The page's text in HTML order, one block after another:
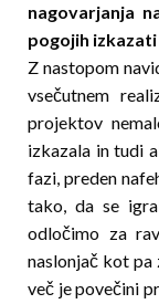
nagovarjanja
pogojih
Z nastopom
vsečutnem
projektov
izkazala in tudi
fazi, preden
tako, da se
odločimo za
naslonjač kot pa
več je povečini